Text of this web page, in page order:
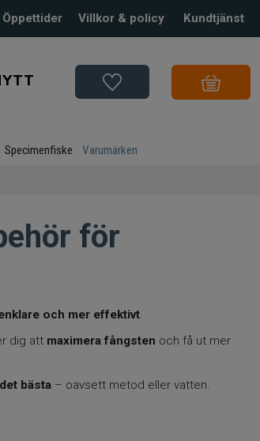
Öppettider Villkor & policy Kundtjänst
Specimenfiske Varumärken
för
och mer effektivt.
dig att maximera fångsten och få ut mer
det bästa– oavsett metod eller vatten.